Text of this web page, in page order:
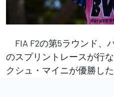
FIA F2の第5ラウンド、
のスプリントレースが行
クシュ・マイニが優勝した